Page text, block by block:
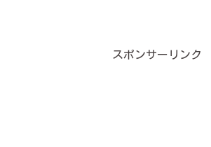
スポンサーリンク